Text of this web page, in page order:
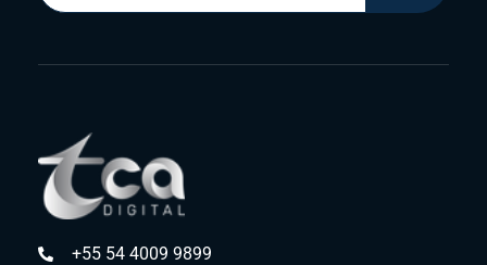
+55 54 4009 9899